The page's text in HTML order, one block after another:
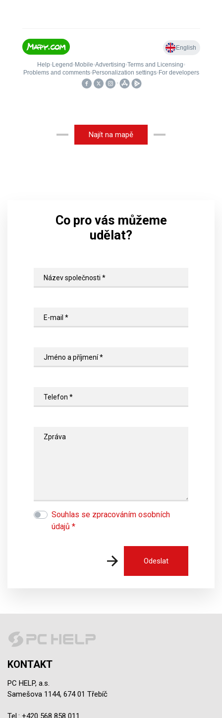
Najít na mapě
Co pro vás můžeme
udělat?
Název společnosti *
E-mail *
Jméno a příjmení *
Telefon *
Zpráva
Souhlas se zpracováním osobních
údajů *
KONTAKT
PC HELP, a.s.
Samešova 1144, 674 01 Třebíč
Tel.: +420 568 858 011